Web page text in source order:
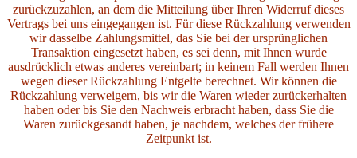
zurückzuzahlen, an dem die Mitteilung über Ihren Widerruf dieses
Vertrags bei uns eingegangen ist. Für diese Rückzahlung verwenden
wir dasselbe Zahlungsmittel, das Sie bei der ursprünglichen
Transaktion eingesetzt haben, es sei denn, mit Ihnen wurde
ausdrücklich etwas anderes vereinbart; in keinem Fall werden Ihnen
wegen dieser Rückzahlung Entgelte berechnet. Wir können die
Rückzahlung verweigern, bis wir die Waren wieder zurückerhalten
haben oder bis Sie den Nachweis erbracht haben, dass Sie die
Waren zurückgesandt haben, je nachdem, welches der frühere
Zeitpunkt ist.